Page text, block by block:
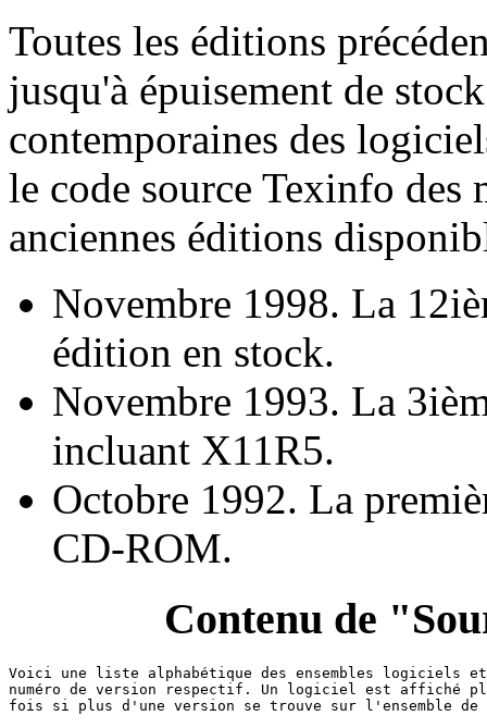
Toutes les éditions
jusqu'à épuisement de
contemporaines des
le code source Texinfo des
anciennes éditions
Novembre 1998. La
édition en stock.
Novembre 1993. La
incluant X11R5.
Octobre 1992. La
CD-ROM.
Contenu de
Voici une liste alphabétique des ensembles logiciels
numéro de version respectif. Un logiciel est affiché
fois si plus d'une version se trouve sur l'ensemble de